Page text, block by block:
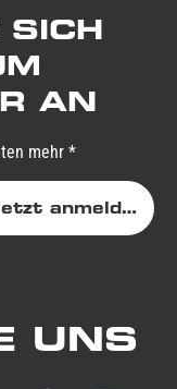
SICH
AN
mehr *
anmelden
UNS